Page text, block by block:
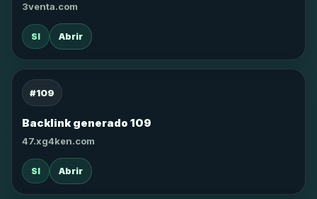
3venta.com
SI Abrir
#109
Backlink generado 109
47.xg4ken.com
SI Abrir